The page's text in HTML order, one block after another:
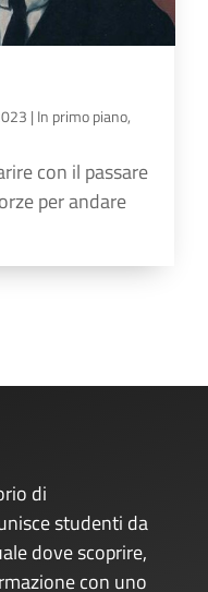
| In primo piano,
con il passare
per andare
di
studenti da
dove scoprire,
con uno